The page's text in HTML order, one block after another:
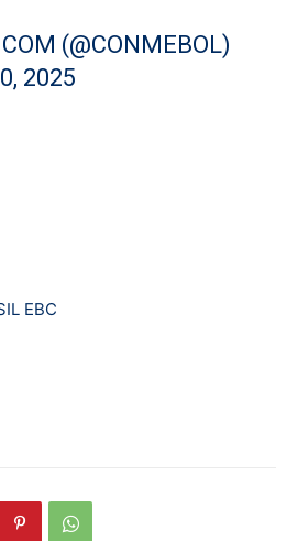
(@CONMEBOL)
2025
EBC